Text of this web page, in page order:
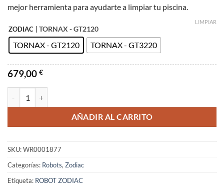
mejor herramienta para ayudarte a limpiar tu piscina.
ZODIAC | TORNAX - GT2120
TORNAX - GT2120 TORNAX - GT3220
LIMPIAR
679,00 €
AÑADIR AL CARRITO
SKU:WR0001877
Categorías: Robots, Zodiac
Etiqueta: ROBOT ZODIAC